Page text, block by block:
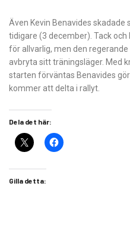
Även Kevin Benavides
tidigare (3 december). Tack och
för allvarlig, men den
avbryta sitt träningsläger. Med
starten förväntas Benavides
kommer att delta i rallyt.
Dela det här:
Gilla detta: